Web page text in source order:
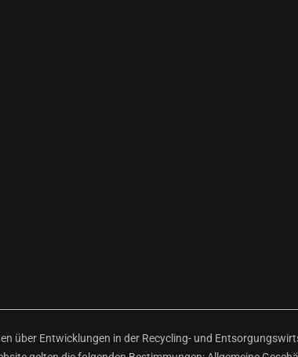
über Entwicklungen in der Recycling- und